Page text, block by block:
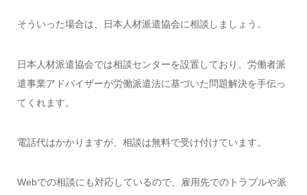
そういった場合は、日本人材派遣協会に相談しましょう。
日本人材派遣協会では相談センターを設置しており、労働者派
遣事業アドバイザーが労働派遣法に基づいた問題解決を手伝っ
てくれます。
電話代はかかりますが、相談は無料で受け付けています。
Webでの相談にも対応しているので、雇用先でのトラブルや派